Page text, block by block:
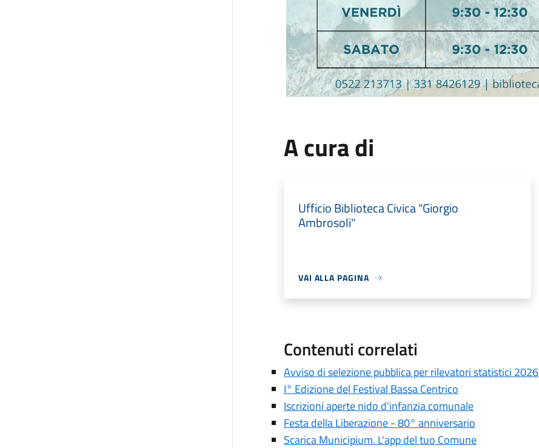
A cura di
Ufficio Biblioteca Civica "Giorgio
Ambrosoli"
VAI ALLA PAGINA
Contenuti correlati
Avviso di selezione pubblica per rilevatori statistici 2026
I° Edizione del Festival Bassa Centrico
Iscrizioni aperte nido d'infanzia comunale
Festa della Liberazione - 80° anniversario
Scarica Municipium. L'app del tuo Comune